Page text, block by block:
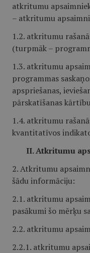
atkritumu
– atkritumu
1.2. atkritumu
(turpmāk –
1.3. atkritumu
programmas
apspriešanas,
pārskatīšanas
1.4. atkritumu
kvantitatīvos
II. Atkritumu
2. Atkritumu
šādu informāciju:
2.1. atkritumu
pasākumi šo mērķu
2.2. atkritumu
2.2.1. atkritumu